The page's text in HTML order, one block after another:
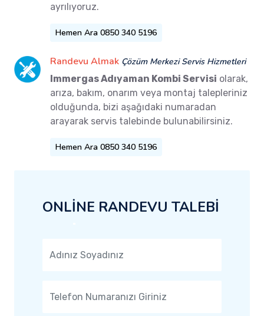
ayrılıyoruz.
Hemen Ara 0850 340 5196
Randevu Almak Çözüm Merkezi Servis Hizmetleri
Immergas Adıyaman Kombi Servisi olarak,
arıza, bakım, onarım veya montaj talepleriniz
olduğunda, bizi aşağıdaki numaradan
arayarak servis talebinde bulunabilirsiniz.
Hemen Ara 0850 340 5196
ONLİNE RANDEVU TALEBİ